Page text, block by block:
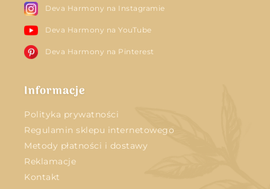
Deva Harmony na Instagramie
Deva Harmony na YouTube
Deva Harmony na Pinterest
Informacje
Polityka prywatności
Regulamin sklepu internetowego
Metody płatności i dostawy
Reklamacje
Kontakt